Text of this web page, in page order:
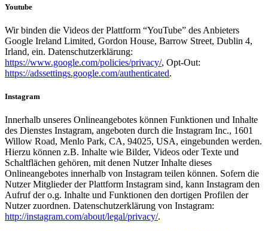
Youtube
Wir binden die Videos der Plattform “YouTube” des Anbieters
Google Ireland Limited, Gordon House, Barrow Street, Dublin 4,
Irland, ein. Datenschutzerklärung:
https://www.google.com/policies/privacy/, Opt-Out:
https://adssettings.google.com/authenticated.
Instagram
Innerhalb unseres Onlineangebotes können Funktionen und Inhalte
des Dienstes Instagram, angeboten durch die Instagram Inc., 1601
Willow Road, Menlo Park, CA, 94025, USA, eingebunden werden.
Hierzu können z.B. Inhalte wie Bilder, Videos oder Texte und
Schaltflächen gehören, mit denen Nutzer Inhalte dieses
Onlineangebotes innerhalb von Instagram teilen können. Sofern die
Nutzer Mitglieder der Plattform Instagram sind, kann Instagram den
Aufruf der o.g. Inhalte und Funktionen den dortigen Profilen der
Nutzer zuordnen. Datenschutzerklärung von Instagram:
http://instagram.com/about/legal/privacy/.